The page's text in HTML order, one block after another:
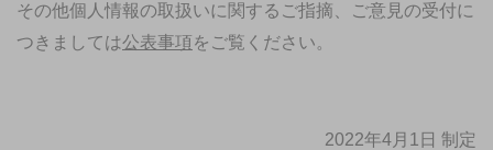
その他個人情報の取扱いに関するご指摘、ご意見の受付に
つきましては公表事項をご覧ください。
2022年4月1日 制定